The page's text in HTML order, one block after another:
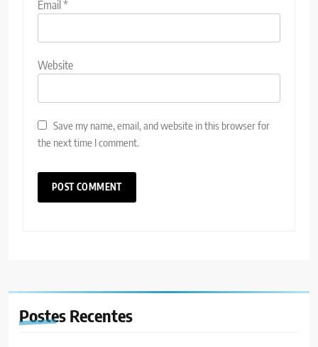
Email *
Website
Save my name, email, and website in this browser for
the next time I comment.
Postes Recentes